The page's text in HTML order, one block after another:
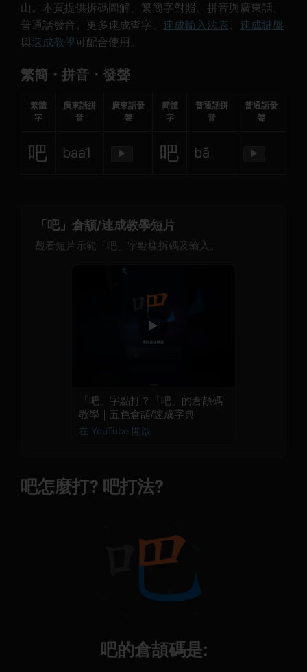
山。本頁提供拆碼圖解、繁簡字對照、拼音與廣東話、
普通話發音。更多速成查字、 速成輸入法表、 速成鍵盤
與速成教學可配合使用。
繁簡・拼音・發聲
繁體
字
廣東話拼
音
廣東話發
聲
簡體
字
普通話拼
音
普通話發
聲
吧 baa1 ▶ 吧 bā ▶
「吧」倉頡/速成教學短片
觀看短片示範「吧」字點樣拆碼及輸入。
▶
「吧」字點打？「吧」的倉頡碼
教學｜五色倉頡/速成字典
在 YouTube 開啟
吧怎麼打? 吧打法?
吧的倉頡碼是: